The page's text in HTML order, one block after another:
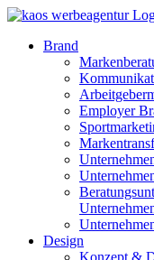
Brand
Employer
Design
Konzept &